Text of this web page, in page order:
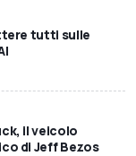
tutti sulle
il veicolo
di Jeff Bezos